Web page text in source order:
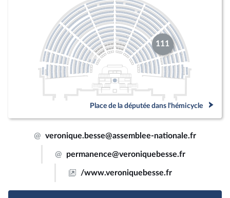
111
Place de la députée dans l'hémicycle
@ veronique.besse@assemblee-nationale.fr
@ permanence@veroniquebesse.fr
/www.veroniquebesse.fr